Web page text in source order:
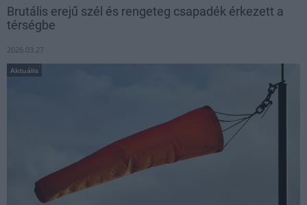
Brutális erejű szél és rengeteg csapadék érkezett a
térségbe
2026.03.27
Aktuális